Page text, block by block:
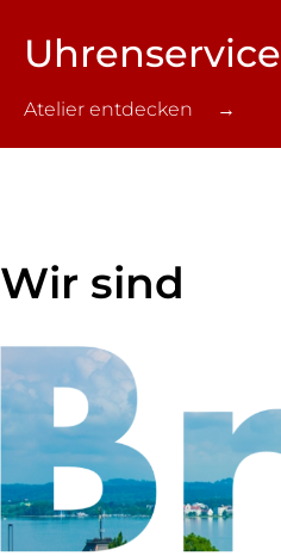
Uhren­service
Atelier entdecken →
Wir sind